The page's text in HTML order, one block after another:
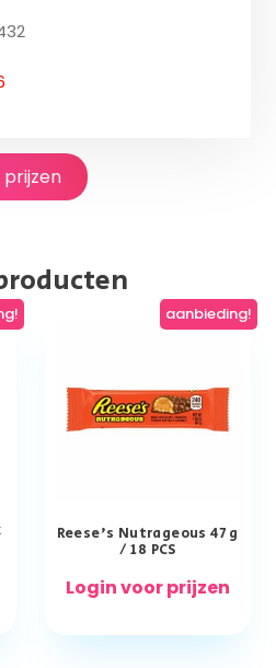
prijzen
aanbieding!
Reese’s Nutrageous 47 g
/ 18 PCS
Login voor prijzen